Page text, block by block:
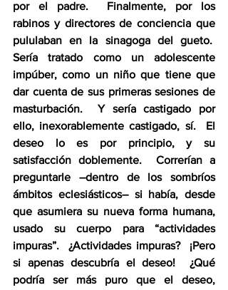
por el padre.  Finalmente, por los
rabinos y directores de conciencia que
pululaban en la sinagoga del gueto.
Sería tratado como un adolescente
impúber, como un niño que tiene que
dar cuenta de sus primeras sesiones de
masturbación.  Y sería castigado por
ello, inexorablemente castigado, sí.  El
deseo lo es por principio, y su
satisfacción doblemente.  Correrían a
preguntarle –dentro de los sombríos
ámbitos eclesiásticos– si había, desde
que asumiera su nueva forma humana,
usado su cuerpo para “actividades
impuras”.  ¿Actividades impuras?  ¡Pero
si apenas descubría el deseo!  ¿Qué
podría ser más puro que el deseo,